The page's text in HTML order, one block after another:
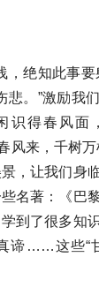
，绝知此事
悲。”激励我
识得春风面
风来，千树
，让我们身
名著：《巴
到了很多知
谛……这些“